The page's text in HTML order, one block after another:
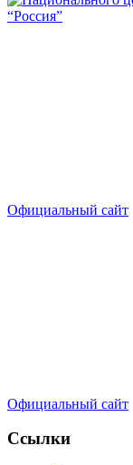
“Россия”
Официальный сайт
Официальный сайт
Ссылки